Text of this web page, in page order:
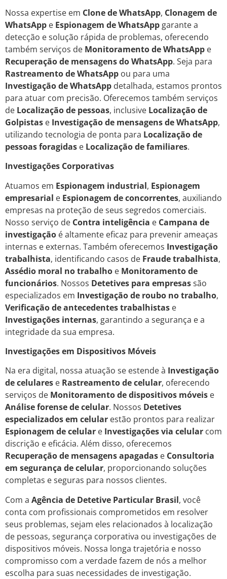
Nossa expertise em Clone de WhatsApp, Clonagem de
WhatsApp e Espionagem de WhatsApp garante a
detecção e solução rápida de problemas, oferecendo
também serviços de Monitoramento de WhatsApp e
Recuperação de mensagens do WhatsApp. Seja para
Rastreamento de WhatsApp ou para uma
Investigação de WhatsApp detalhada, estamos prontos
para atuar com precisão. Oferecemos também serviços
de Localização de pessoas, inclusive Localização de
Golpistas e Investigação de mensagens de WhatsApp,
utilizando tecnologia de ponta para Localização de
pessoas foragidas e Localização de familiares.
Investigações Corporativas
Atuamos em Espionagem industrial, Espionagem
empresarial e Espionagem de concorrentes, auxiliando
empresas na proteção de seus segredos comerciais.
Nosso serviço de Contra inteligência e Campana de
investigação é altamente eficaz para prevenir ameaças
internas e externas. Também oferecemos Investigação
trabalhista, identificando casos de Fraude trabalhista,
Assédio moral no trabalho e Monitoramento de
funcionários. Nossos Detetives para empresassão
especializados em Investigação de roubo no trabalho,
Verificação de antecedentes trabalhistas e
Investigações internas, garantindo a segurança e a
integridade da sua empresa.
Investigações em Dispositivos Móveis
Na era digital, nossa atuação se estende à Investigação
de celulares e Rastreamento de celular, oferecendo
serviços de Monitoramento de dispositivos móveis e
Análise forense de celular. Nossos Detetives
especializados em celular estão prontos para realizar
Espionagem de celular e Investigações via celular com
discrição e eficácia. Além disso, oferecemos
Recuperação de mensagens apagadas e Consultoria
em segurança de celular, proporcionando soluções
completas e seguras para nossos clientes.
Com a Agência de Detetive Particular Brasil, você
conta com profissionais comprometidos em resolver
seus problemas, sejam eles relacionados à localização
de pessoas, segurança corporativa ou investigações de
dispositivos móveis. Nossa longa trajetória e nosso
compromisso com a verdade fazem de nós a melhor
escolha para suas necessidades de investigação.